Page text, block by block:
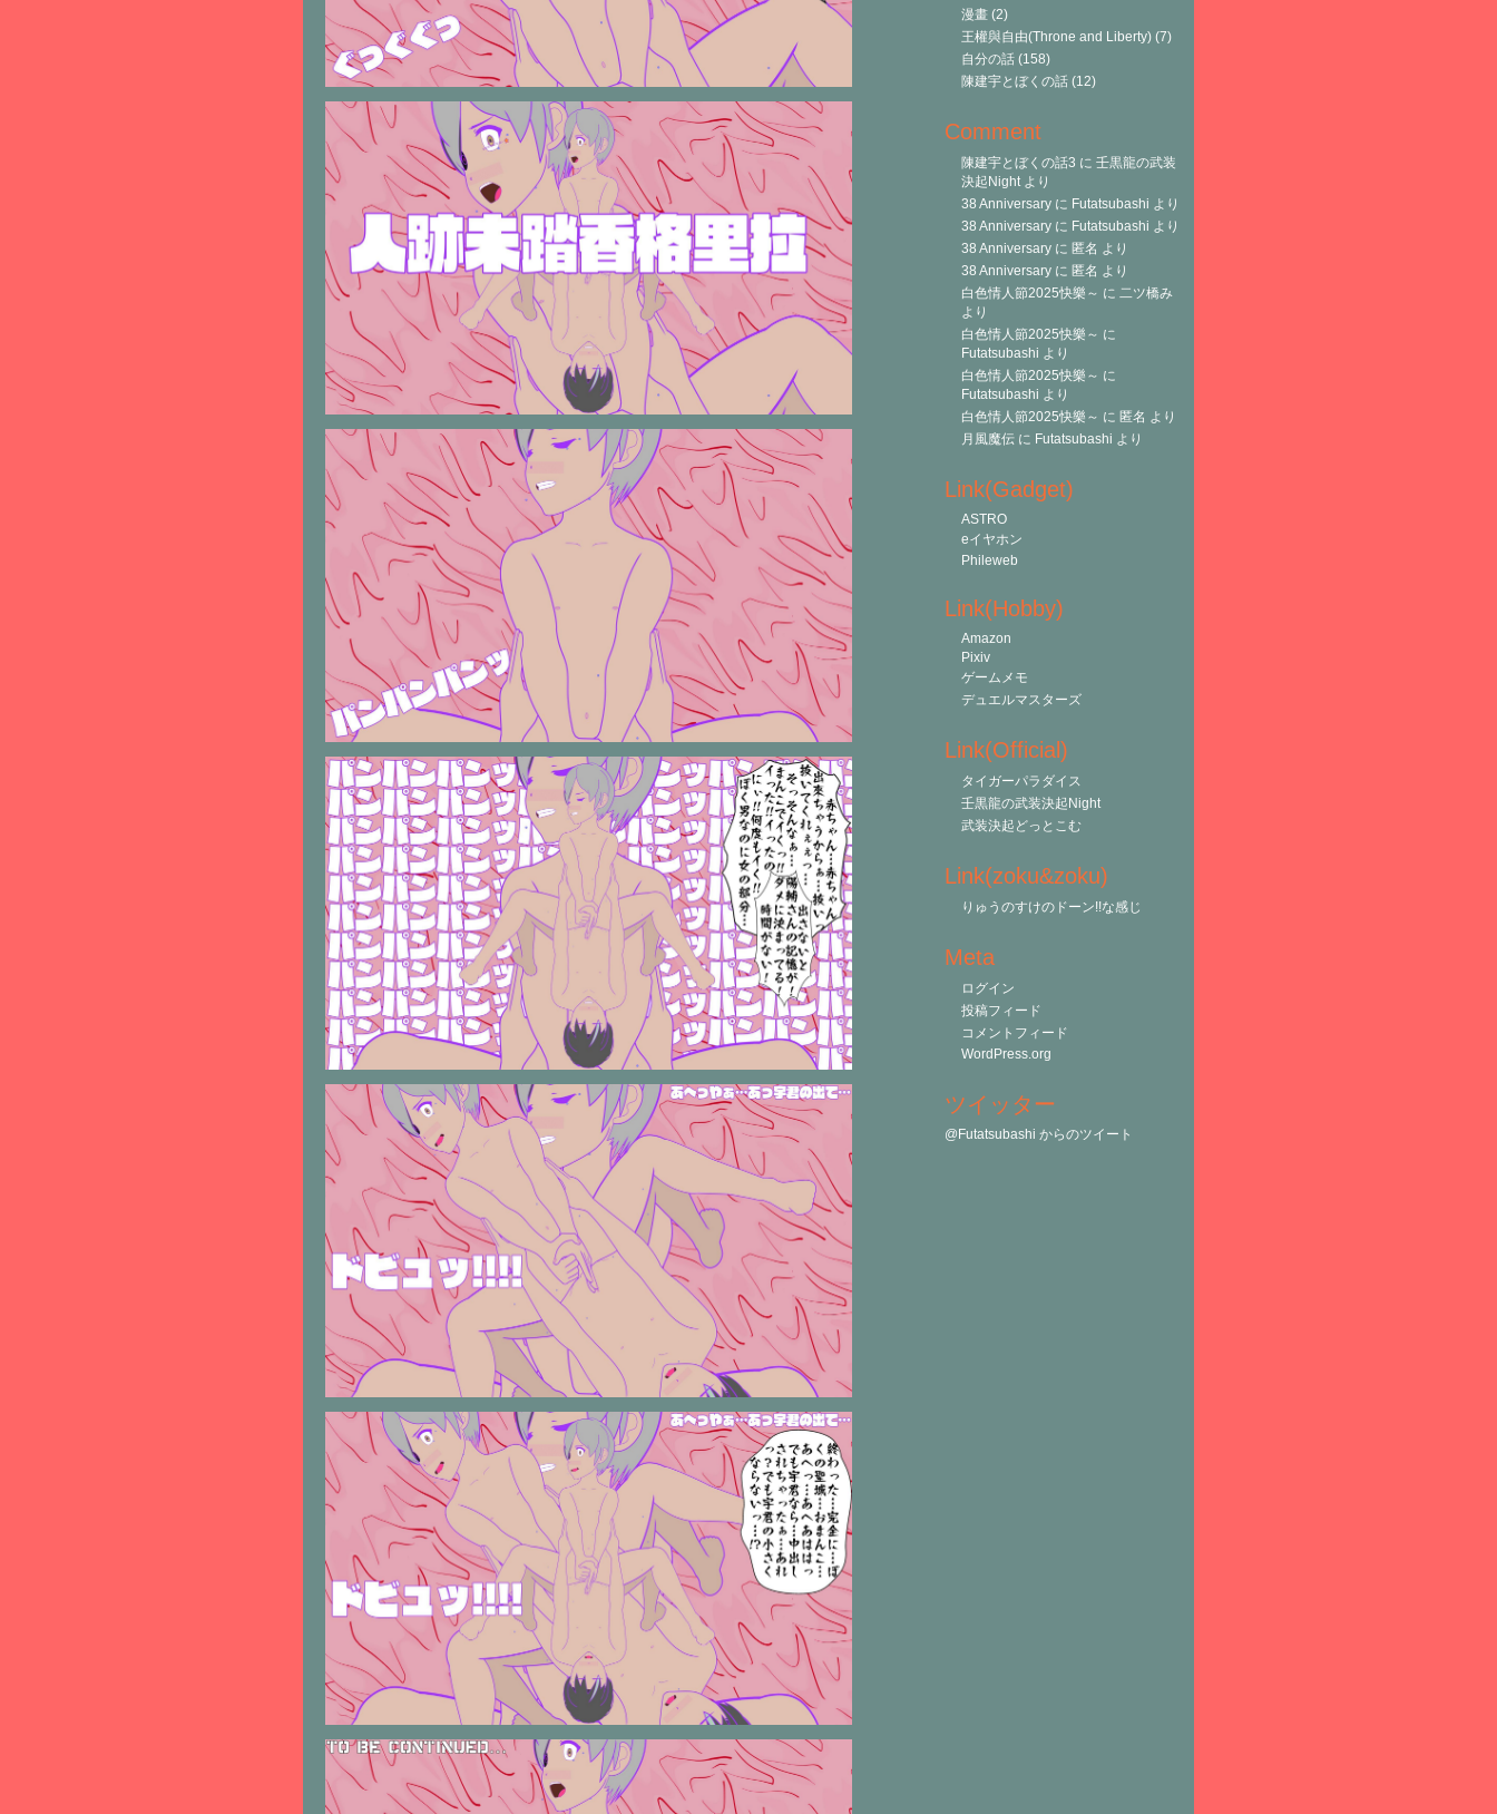
漫畫 (2)
王權與自由(Throne and Liberty) (7)
自分の話 (158)
陳建宇とぼくの話 (12)
Comment
陳建宇とぼくの話3 に 壬黒龍の武装
決起Nightより
38 Anniversary に Futatsubashi より
38 Anniversary に Futatsubashi より
38 Anniversary に 匿名 より
38 Anniversary に 匿名 より
白色情人節2025快樂～ に 二ツ橋み
より
白色情人節2025快樂～ に
Futatsubashi より
白色情人節2025快樂～ に
Futatsubashi より
白色情人節2025快樂～ に 匿名 より
月風魔伝 に Futatsubashi より
Link(Gadget)
ASTRO
eイヤホン
Phileweb
Link(Hobby)
Amazon
Pixiv
ゲームメモ
デュエルマスターズ
Link(Official)
タイガーパラダイス
壬黒龍の武装決起Night
武装決起どっとこむ
Link(zoku&zoku)
りゅうのすけのドーン!!な感じ
Meta
ログイン
投稿フィード
コメントフィード
WordPress.org
ツイッター
@Futatsubashi からのツイート